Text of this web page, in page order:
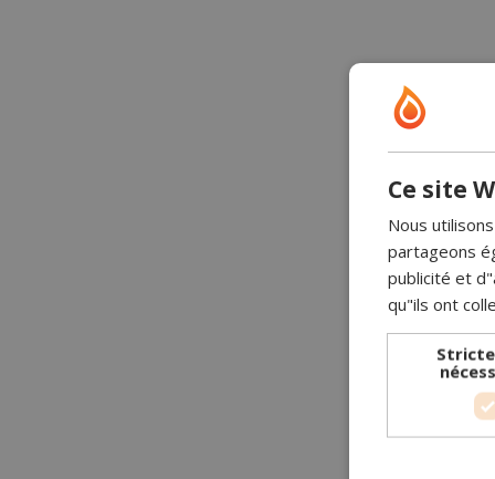
Ce site
Nous
partageons
publicité et
qu"ils ont